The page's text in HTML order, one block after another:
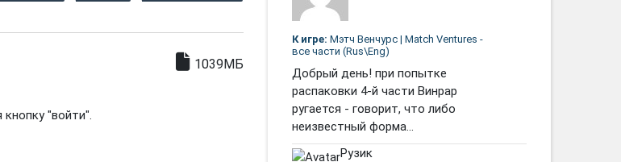
1039МБ
"войти".
К игре: Мэтч Венчурс | Match Ventures -
все части (Rus\Eng)
Добрый день! при попытке
распаковки 4-й части Винрар
ругается - говорит, что либо
неизвестный форма...
Рузик